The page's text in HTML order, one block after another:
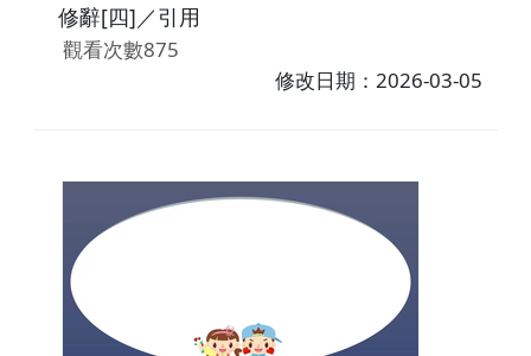
修辭[四]／引用
觀看次數875
修改日期：2026-03-05